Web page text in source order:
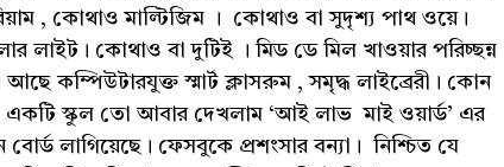
, কোথাও মাল্টিজিম । কোথাও বা সুদৃশ্য পাথ ওয়ে।
কোথাও বা দুটিই । মিড ডে মিল খাওয়ার পরিচ্ছন্ন
কম্পিউটারযুক্ত স্মার্ট ক্লাসরুম , সমৃদ্ধ লাইব্রেরী। কোন
একটি স্কুল তো আবার দেখলাম ‘আই লাভ মাই ওয়ার্ড’ এর
লাগিয়েছে। ফেসবুকে প্রশংসার বন্যা। নিশ্চিত যে